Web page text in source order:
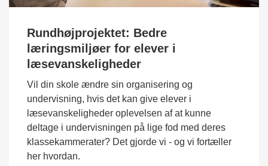
Rundhøjprojektet: Bedre
læringsmiljøer for elever i
læsevanskeligheder
Vil din skole ændre sin organisering og
undervisning, hvis det kan give elever i
læsevanskeligheder oplevelsen af at kunne
deltage i undervisningen på lige fod med deres
klassekammerater? Det gjorde vi - og vi fortæller
her hvordan.